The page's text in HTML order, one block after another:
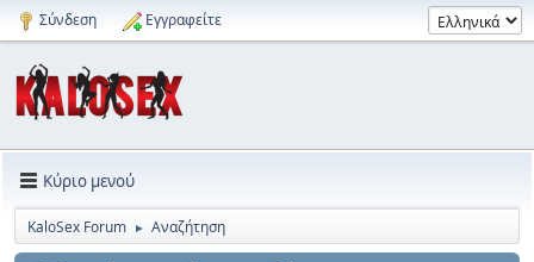
Σύνδεση Εγγραφείτε
Κύριο μενού
KaloSex Forum ► Αναζήτηση